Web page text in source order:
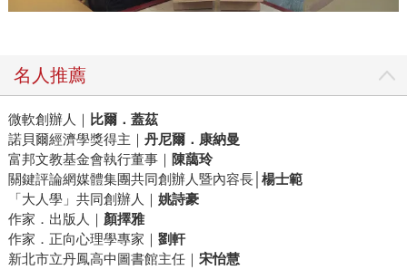
名人推薦
微軟創辦人｜
比爾．蓋茲
諾貝爾經濟學獎得主｜ 丹尼爾．康納曼
富邦文教基金會執行董事｜
陳藹玲
關鍵評論網媒體集團共同創辦人暨內容長│ 楊士範
「大人學」共同創辦人｜ 姚詩豪
作家．出版人｜ 顏擇雅
作家．正向心理學專家｜ 劉軒
新北市立丹鳳高中圖書館主任｜ 宋怡慧